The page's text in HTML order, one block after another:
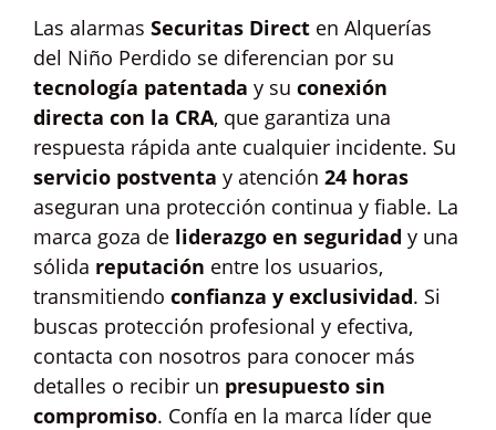
Las alarmas Securitas Direct en Alquerías
del Niño Perdido se diferencian por su
tecnología patentada y su conexión
directa con la CRA, que garantiza una
respuesta rápida ante cualquier incidente. Su
servicio postventa y atención 24 horas
aseguran una protección continua y fiable. La
marca goza de liderazgo en seguridad y una
sólida reputación entre los usuarios,
transmitiendo confianza y exclusividad. Si
buscas protección profesional y efectiva,
contacta con nosotros para conocer más
detalles o recibir un presupuesto sin
compromiso. Confía en la marca líder que